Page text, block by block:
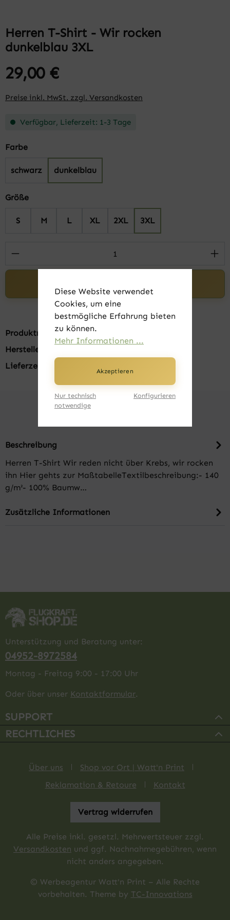
Herren T-Shirt - Wir rocken
dunkelblau 3XL
29,00 €
Preise inkl. MwSt. zzgl. Versandkosten
Verfügbar, Lieferzeit: 1-3 Tage
Farbeauswählen
schwarz dunkelblau
Größeauswählen
S M L XL 2XL 3XL
Produkt Anzahl: Gib den gewünschten
Produktnummer:FK20505-012
Hersteller:
Lieferzeit:
Beschreibung
Herren T-Shirt Wir reden nicht über Krebs, wir rocken
ihn Hier gehts zur MaßtabelleTextilbeschreibung:- 140
g/m²- 100% Baumw…
Zusätzliche Informationen
Unterstützung und Beratung unter:
04952-8972584
Montag - Freitag 9:00 - 17:00 Uhr
Oder über unser Kontaktformular.
SUPPORT
RECHTLICHES
Über uns
Shop vor Ort | Watt'n Print
Reklamation & Retoure
Kontakt
Vertrag widerrufen
Alle Preise inkl. gesetzl. Mehrwertsteuer zzgl.
Versandkosten und ggf. Nachnahmegebühren, wenn
nicht anders angegeben.
© Werbeagentur Watt'n Print – Alle Rechte
vorbehalten. Theme by TC-Innovations
Diese Website verwendet
Cookies, um eine
bestmögliche Erfahrung bieten
zu können.
Mehr Informationen ...
Akzeptieren
Nur technisch
notwendige
Konfigurieren